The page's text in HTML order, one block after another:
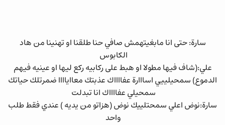
سارة: حتى انا مابغيتهمش صافي حنا طلقنا او تهنينا من هاد
الكابوس
علي:(شاف فيها مطولا او هبط على ركابيه ركع ليها او عينيه فيهم
الدموع) سمحيلييي اسااارة عفااااك عذبتك معااياااا ضمرتلك حياتك
سمحيلي عفااااك انا تبدلت
سارة:نوض اعلي سمحتلييك نوض (هزاتو من يديه ) عندي فقط طلب
واحد